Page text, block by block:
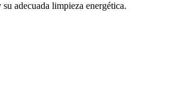
adecuada limpieza energética.